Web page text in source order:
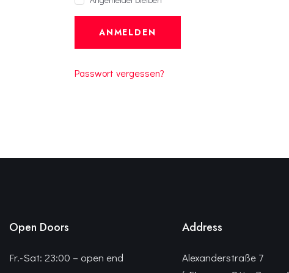
ANMELDEN
Passwort vergessen?
Open Doors
Fr.-Sat: 23:00 – open end
Address
Alexanderstraße 7